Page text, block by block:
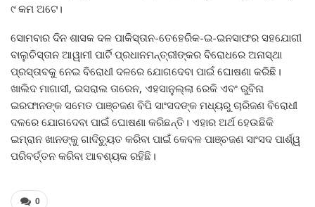
୯ କମ ଅଟେ।
ସୋମବାର ଦିନ ଶାସକ ଦଳ ପାକିସ୍ତାନ-ତେହେରିକ-ଇ-ଇନସାଫର ସହଯୋଗୀ
ବାଲୁଚିସ୍ତାନ ଆୱାମୀ ପାର୍ଟି ପ୍ରଧାନମନ୍ତ୍ରୀଙ୍କର ବିରୋଧରେ ଅନାସ୍ଥା
ପ୍ରସ୍ତାବକୁ ନେଇ ବିରୋଧୀ ଦଳରେ ଯୋଗଦେବା ପାଇଁ ଘୋଷଣା କରିଛି।
ଖାଲିଦ ମାଗାସୀ, ଇସରାଲ ତାରେନ, ଏହସାନୁଲ୍ଲା ରେକି ଏବଂ ରୁବିନା
ଇରଫାନଙ୍କ ସମେତ ପାଞ୍ଚଜଣ ବିପି ସାଂସଦଙ୍କ ମଧ୍ୟରୁ ଚାରିଜଣ ବିରୋଧୀ
ଦଳରେ ଯୋଗଦେବା ପାଇଁ ଘୋଷଣା କରିଛନ୍ତି। ଏହାର ଅର୍ଥ ହେଉଛିକି
ଇମ୍ରାନ ଖାନଙ୍କୁ ଗାଦିଚ୍ୟୁତ କରିବା ପାଇଁ କେବଳ ପାଞ୍ଚଜଣ ସାଂସଦ ପାର୍ଶ୍ୱ
ପରିବର୍ତ୍ତନ କରିବା ଆବଶ୍ୟକ ରହିଛି।
0